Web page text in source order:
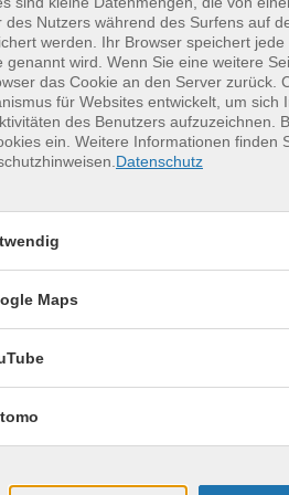
für
Keramik
2 Termine
des Nutzers während des Surfens auf
werden. Ihr Browser speichert
genannt wird. Wenn Sie eine weitere
das Cookie an den Server zurück.
für Websites entwickelt, um sich
des Benutzers aufzuzeichnen.
ein. Weitere Informationen finden
Datenschutz
Maps